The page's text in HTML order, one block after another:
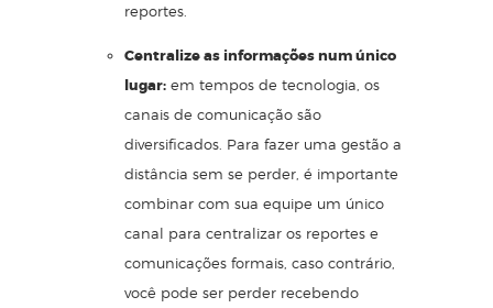
reportes.
Centralize as informações num único
lugar: em tempos de tecnologia, os
canais de comunicação são
diversificados. Para fazer uma gestão a
distância sem se perder, é importante
combinar com sua equipe um único
canal para centralizar os reportes e
comunicações formais, caso contrário,
você pode ser perder recebendo